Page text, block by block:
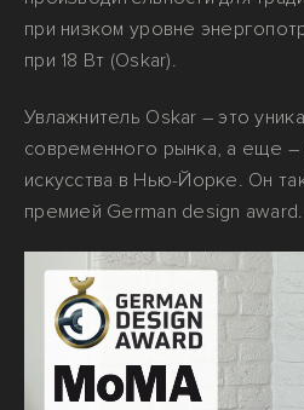
при низком уровне
при 18 Вт (Oskar).
Увлажнитель Oskar – это
современного рынка, а еще
искусства в Нью-Йорке. Он
премией German design award.